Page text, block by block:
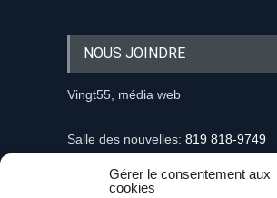
Gérer le consentement aux
cookies
NOUS JOINDRE
Vingt55, média web
Salle des nouvelles: 819 818-9749
Information et demandes publicitaires